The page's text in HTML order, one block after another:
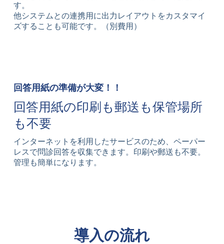
す。
他システムとの連携用に出力レイアウトをカスタマイ
ズすることも可能です。（別費用）
回答用紙の準備が大変！！
回答用紙の印刷も郵送も保管場所
も不要
インターネットを利用したサービスのため、ペーパー
レスで問診回答を収集できます。印刷や郵送も不要。
管理も簡単になります。
導入の流れ